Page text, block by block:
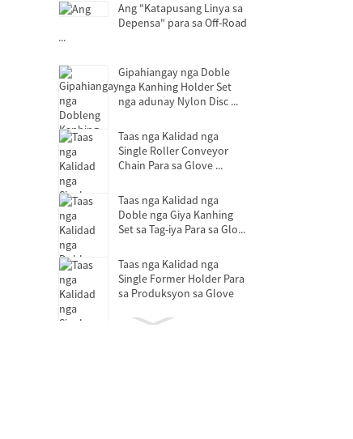
Ang "Katapusang Linya sa
Depensa" para sa Off-Road
...
Gipahiangay nga Doble
nga Kanhing Holder Set
nga adunay Nylon Disc ...
Taas nga Kalidad nga
Single Roller Conveyor
Chain Para sa Glove ...
Taas nga Kalidad nga
Doble nga Giya Kanhing
Set sa Tag-iya Para sa Glo...
Taas nga Kalidad nga
Single Former Holder Para
sa Produksyon sa Glove
Bearing sa Pagpagawas sa